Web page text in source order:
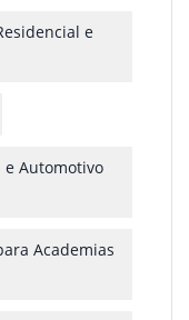
e
e Automotivo
Academias